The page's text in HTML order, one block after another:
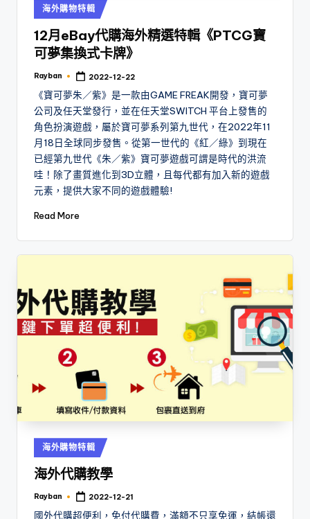
Posted
in
海外購物特輯
12月eBay代購海外精選特輯《PTCG寶
可夢集換式卡牌》
Posted
Rayban 2022-12-22
《寶可夢朱／紫》是一款由GAME FREAK開發，寶可夢
公司及任天堂發行，並在任天堂SWITCH 平台上發售的
角色扮演遊戲，屬於寶可夢系列第九世代，在2022年11
月18日全球同步發售。從第一世代的《紅／綠》到現在
已經第九世代《朱／紫》寶可夢遊戲可謂是時代的洪流
哇！除了畫質進化到3D立體，且每代都有加入新的遊戲
元素，提供大家不同的遊戲體驗!
Read More
Posted
in
海外購物特輯
海外代購教學
Posted
Rayban 2022-12-21
國外代購超便利，免付代購費，滿額不只享免運，結帳還